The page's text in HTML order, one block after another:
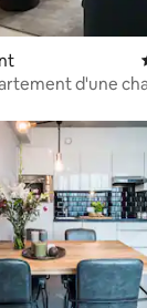
base de 7
d'une